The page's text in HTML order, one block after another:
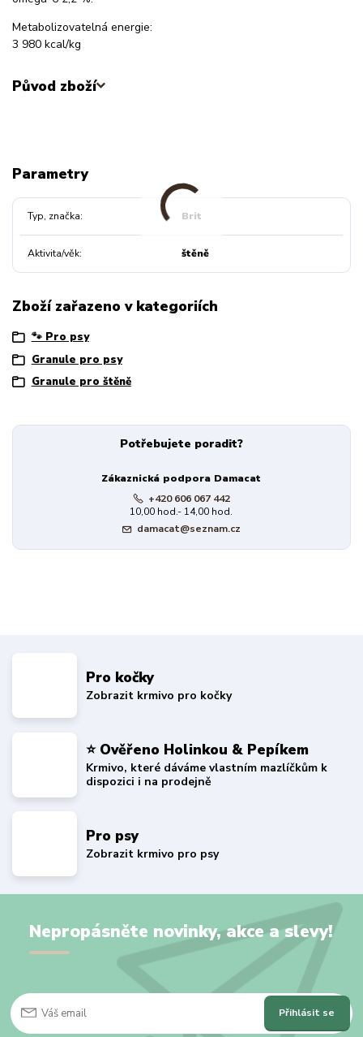
Metabolizovatelná energie:
3 980 kcal/kg
Původ zboží
Parametry
Typ, značka Brit
Aktivita/věk štěně
Zboží zařazeno v kategoriích
🐾 Pro psy
Granule pro psy
Granule pro štěně
Potřebujete poradit?
Zákaznická podpora Damacat
+420 606 067 442
10,00 hod.- 14,00 hod.
damacat@seznam.cz
Pro kočky
Zobrazit krmivo pro kočky
⭐ Ověřeno Holinkou & Pepíkem
Krmivo, které dáváme vlastním mazlíčkům k
dispozici i na prodejně
Pro psy
Zobrazit krmivo pro psy
Nepropásněte novinky, akce a slevy!
Přihlásit se